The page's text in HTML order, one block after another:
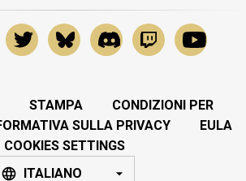
STAMPA
CONDIZIONI PER
SULLA PRIVACY
EULA
COOKIES SETTINGS
ITALIANO